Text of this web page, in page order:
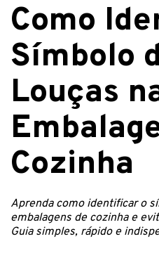
Como
Símbolo
Louças
Cozinha
Aprenda como identificar o
embalagens de cozinha e
Guia simples, rápido e